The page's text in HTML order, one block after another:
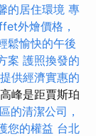
的居住環境 專
外燴價格，
鬆愉快的午後
案 護照換發的
供經濟實惠的
峰是距賈斯珀
的清潔公司，
您的權益 台北